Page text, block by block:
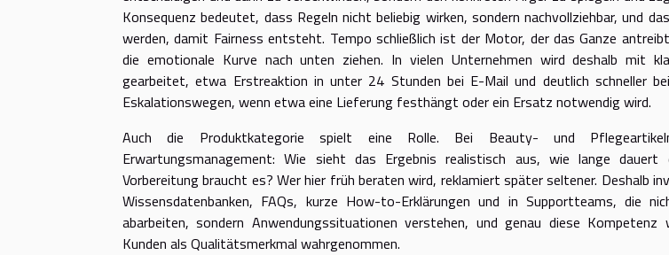
Konsequenz bedeutet, dass Regeln nicht beliebig wirken, sondern nachvollziehbar, und
werden, damit Fairness entsteht. Tempo schließlich ist der Motor, der das Ganze
die emotionale Kurve nach unten ziehen. In vielen Unternehmen wird deshalb mit
gearbeitet, etwa Erstreaktion in unter 24 Stunden bei E-Mail und deutlich schneller
Eskalationswegen, wenn etwa eine Lieferung festhängt oder ein Ersatz notwendig wird.
Auch die Produktkategorie spielt eine Rolle. Bei Beauty- und
Erwartungsmanagement: Wie sieht das Ergebnis realistisch aus, wie lange dauert
Vorbereitung braucht es? Wer hier früh beraten wird, reklamiert später seltener. Deshalb
Wissensdatenbanken, FAQs, kurze How-to-Erklärungen und in Supportteams, die
abarbeiten, sondern Anwendungssituationen verstehen, und genau diese Kompetenz
Kunden als Qualitätsmerkmal wahrgenommen.